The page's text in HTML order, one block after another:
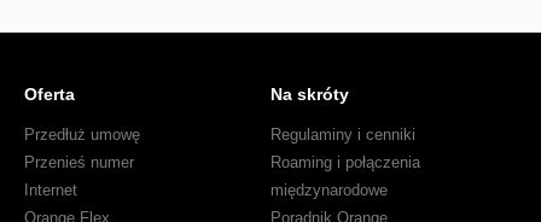
Oferta
Przedłuż umowę
Przenieś numer
Internet
Orange Flex
Na skróty
Regulaminy i cenniki
Roaming i połączenia
międzynarodowe
Poradnik Orange